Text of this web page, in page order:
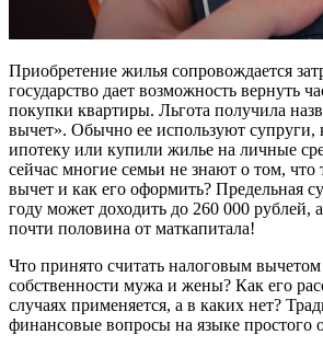
Приобретение жилья сопровождается
государство дает возможность вернуть
покупки квартиры. Льгота получила
вычет». Обычно ее используют супруги,
ипотеку или купили жилье на личные
сейчас многие семьи не знают о том, что
вычет и как его оформить? Предельная
году может доходить до 260 000 рублей,
почти половина от маткапитала!
Что принято считать налоговым
собственности мужа и жены? Как его
случаях применяется, а в каких нет?
финансовые вопросы на языке простого